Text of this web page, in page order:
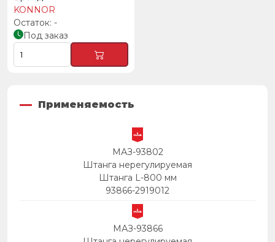
KONNOR
-
Под заказ
Применяемость
МАЗ-93802
Штанга нерегулируемая
Штанга L-800 мм
93866-2919012
МАЗ-93866